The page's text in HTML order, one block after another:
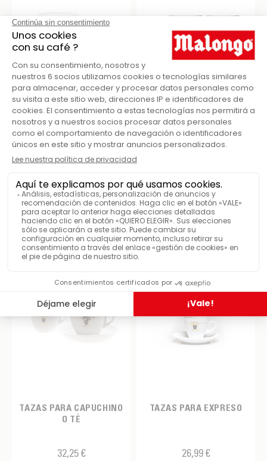
SET DE 2 VASOS DE
DOBLE PARED 0,25L
22,90 €
LOTE DE VASOS DE CAFÉ
24,90 €
Taza
capuchino
TAZAS PARA CAPUCHINO
O TÉ
32,25 €
Taza
espresso
TAZAS PARA EXPRESO
26,99 €